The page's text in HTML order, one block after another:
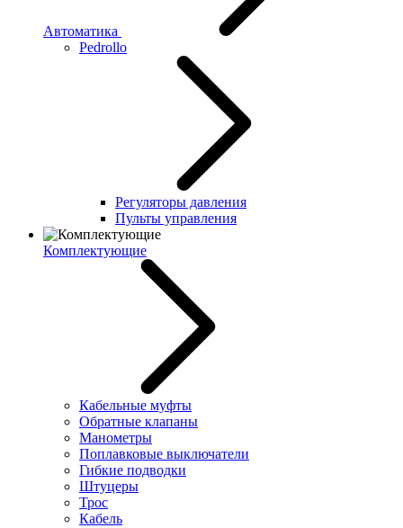
Автоматика
Pedrollo
Регуляторы давления
Пульты управления
Комплектующие
Кабельные муфты
Обратные клапаны
Манометры
Поплавковые выключатели
Гибкие подводки
Штуцеры
Трос
Кабель